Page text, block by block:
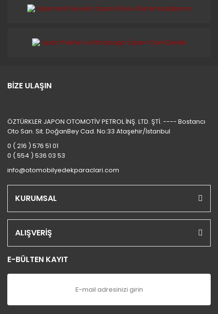
BİZE ULAŞIN
ÖZTÜRKLER JAPON OTOMOTİV PETROL İNŞ. LTD. ŞTİ. ---- Bostancı
Oto San. Sit. DoğanBey Cad. No:33 Ataşehir/İstanbul
0 ( 216 ) 576 51 01
0 ( 554 ) 536 03 53
info@otomobilyedekparaclari.com
KURUMSAL
ALIŞVERİŞ
E-BÜLTEN KAYIT